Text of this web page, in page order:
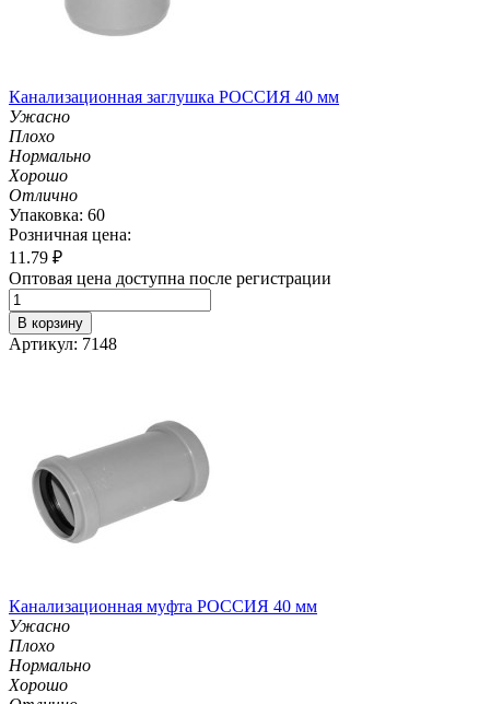
Канализационная заглушка РОССИЯ 40 мм
Ужасно
Плохо
Нормально
Хорошо
Отлично
Упаковка: 60
Розничная цена:
11.79 ₽
Оптовая цена доступна после регистрации
В корзину
Артикул: 7148
Канализационная муфта РОССИЯ 40 мм
Ужасно
Плохо
Нормально
Хорошо